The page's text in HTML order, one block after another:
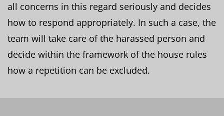
all concerns in this regard seriously and decides
how to respond appropriately. In such a case, the
team will take care of the harassed person and
decide within the framework of the house rules
how a repetition can be excluded.